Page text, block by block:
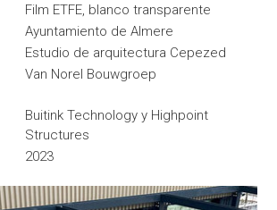
Film ETFE, blanco transparente
Ayuntamiento de Almere
Estudio de arquitectura Cepezed
Van Norel Bouwgroep
Buitink Technology y Highpoint
Structures
2023